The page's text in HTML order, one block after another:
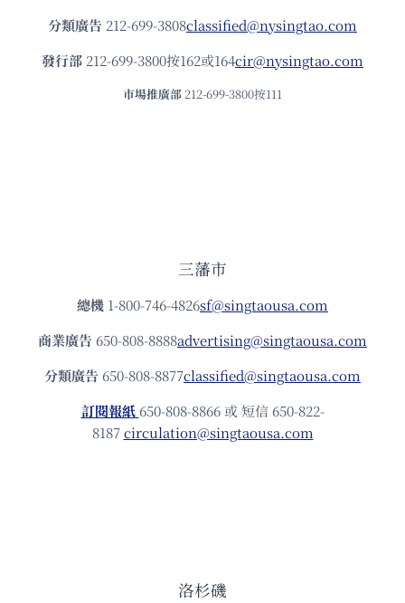
分類廣告 212-699-3808classified@nysingtao.com
發⾏部 212-699-3800按162或164cir@nysingtao.com
市場推廣部 212-699-3800按111
三藩市
總機 1-800-746-4826sf@singtaousa.com
商業廣告 650-808-8888advertising@singtaousa.com
分類廣告 650-808-8877classified@singtaousa.com
訂閱報紙 650-808-8866 或 短信 650-822-
8187circulation@singtaousa.com
洛杉磯